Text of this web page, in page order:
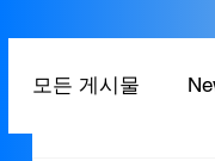
모든 게시물